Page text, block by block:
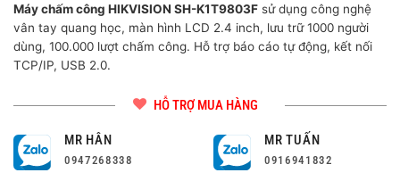
Máy chấm công HIKVISION SH-K1T9803F sử dụng công nghệ
vân tay quang học, màn hình LCD 2.4 inch, lưu trữ 1000 người
dùng, 100.000 lượt chấm công. Hỗ trợ báo cáo tự động, kết nối
TCP/IP, USB 2.0.
HỖ TRỢ MUA HÀNG
MR HÂN
0947268338
MR TUẤN
0916941832